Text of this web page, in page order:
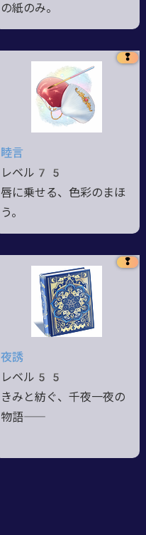
の紙のみ。
❢
睦言
レベル75
唇に乗せる、色彩のまほ
う。
❢
夜誘
レベル55
きみと紡ぐ、千夜一夜の
物語――